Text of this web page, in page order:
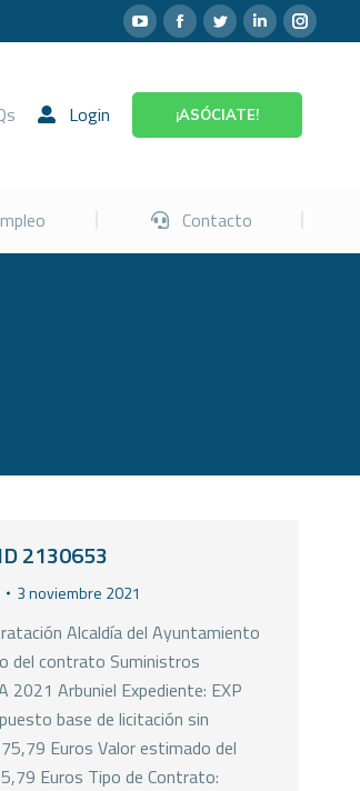
Login ¡ASÓCIATE!
Contacto
2130653
3 noviembre 2021
Alcaldía del Ayuntamiento
del contrato Suministros
2021 Arbuniel Expediente: EXP
base de licitación sin
Euros Valor estimado del
Euros Tipo de Contrato:
Empleo Contacto